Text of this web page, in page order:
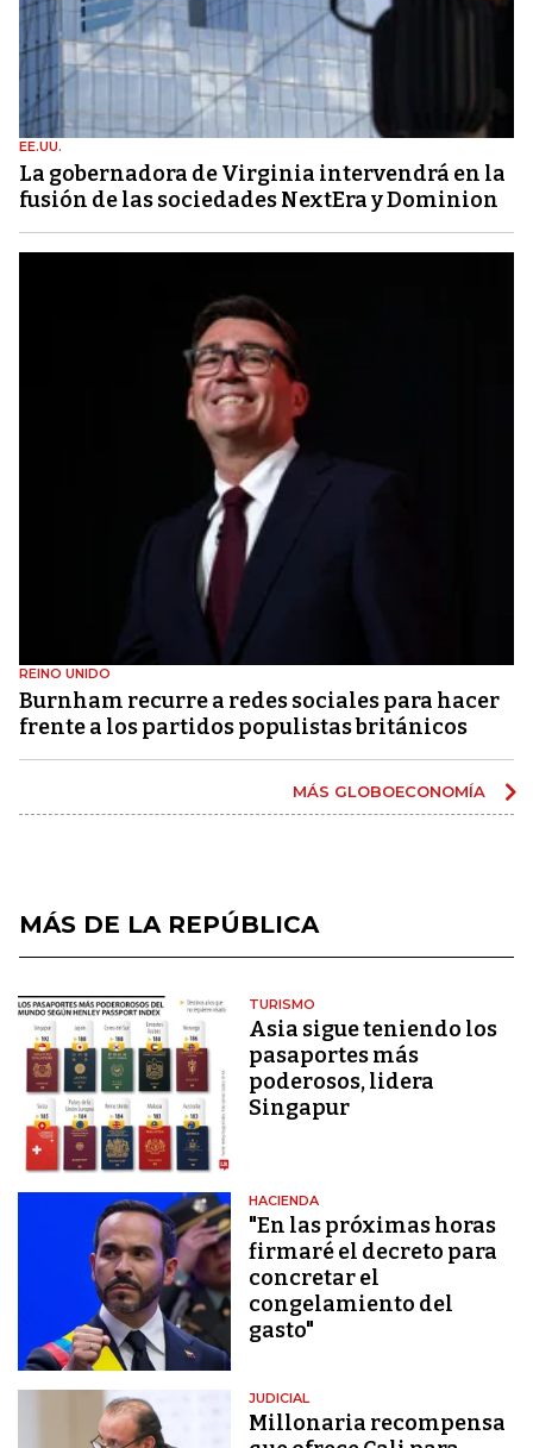
EE.UU.
La gobernadora de Virginia intervendrá en la
fusión de las sociedades NextEra y Dominion
REINO UNIDO
Burnham recurre a redes sociales para hacer
frente a los partidos populistas británicos
MÁS GLOBOECONOMÍA
MÁS DE LA REPÚBLICA
TURISMO
Asia sigue teniendo los
pasaportes más
poderosos, lidera
Singapur
HACIENDA
"En las próximas horas
firmaré el decreto para
concretar el
congelamiento del
gasto"
JUDICIAL
Millonaria recompensa